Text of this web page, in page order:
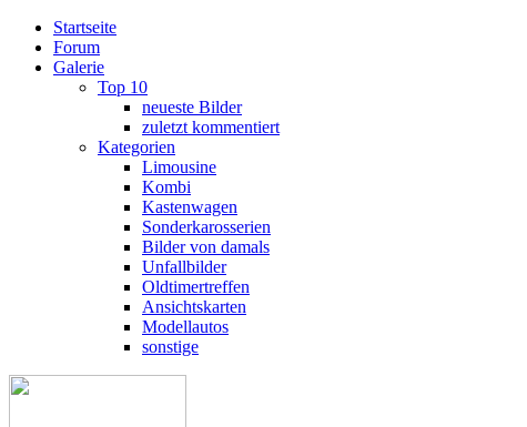
Startseite
Forum
Galerie
Top 10
neueste Bilder
zuletzt kommentiert
Kategorien
Limousine
Kombi
Kastenwagen
Sonderkarosserien
Bilder von damals
Unfallbilder
Oldtimertreffen
Ansichtskarten
Modellautos
sonstige